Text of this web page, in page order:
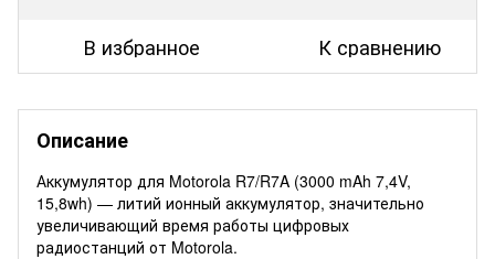
В избранное К сравнению
Описание
Аккумулятор для Motorola R7/R7A (3000 mAh 7,4V,
15,8wh) — литий ионный аккумулятор, значительно
увеличивающий время работы цифровых
радиостанций от Motorola.